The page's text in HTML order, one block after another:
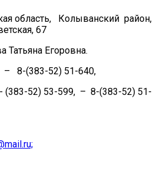
область, Колыванский район,
67
Татьяна Егоровна.
– 8-(383-52) 51-640,
(383-52) 53-599, – 8-(383-52) 51-